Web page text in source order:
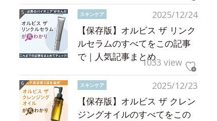
2025/12/24
スキンケア
【保存版】オルビス ザ リンク
ルセラムのすべてをこの記事
で｜人気記事まとめ1033 view
2025/12/23
スキンケア
【保存版】オルビス ザ クレン
ジングオイルのすべてをこの